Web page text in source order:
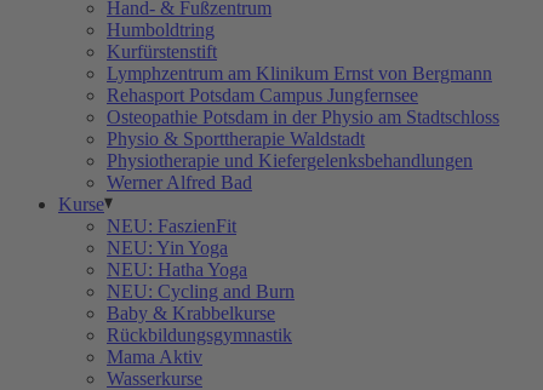
Hand- & Fußzentrum
Humboldtring
Kurfürstenstift
Lymphzentrum am Klinikum Ernst von Bergmann
Rehasport Potsdam Campus Jungfernsee
Osteopathie Potsdam in der Physio am Stadtschloss
Physio & Sporttherapie Waldstadt
Physiotherapie und Kiefergelenksbehandlungen
Werner Alfred Bad
Kurse
NEU: FaszienFit
NEU: Yin Yoga
NEU: Hatha Yoga
NEU: Cycling and Burn
Baby & Krabbelkurse
Rückbildungsgymnastik
Mama Aktiv
Wasserkurse